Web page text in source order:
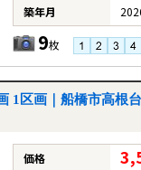
築年月
9枚
1区画｜船橋市高根
価格